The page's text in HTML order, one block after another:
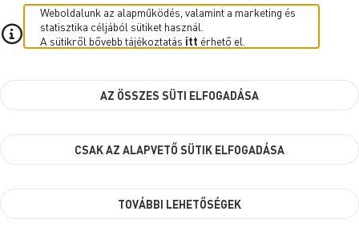
Egészségügyi Szakmai Bizottság 2024-2029
Fenntarthatósági és Klímastratégiai Szakmai
Gazdasági és Jogi Bizottság
Költségvetési Ellenőrző Szakmai Bizottság
Költségvetési Ellenőrző Szakmai Bizottság 2024-2029
Weboldalunk az alapműködés, valamint a marketing és
statisztika céljából sütiket használ.
A sütikről bővebb tájékoztatás itt érhető el.
AZ ÖSSZES SÜTI ELFOGADÁSA
CSAK AZ ALAPVETŐ SÜTIK ELFOGADÁSA
TOVÁBBI LEHETŐSÉGEK